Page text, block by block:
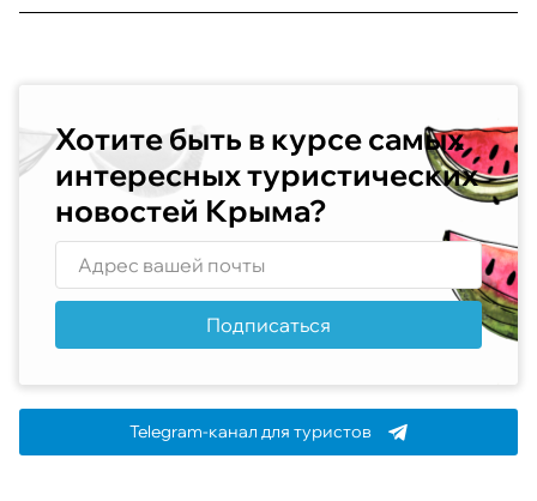
Хотите быть в курсе самых
интересных туристических
новостей Крыма?
Подписаться
Telegram-канал для туристов